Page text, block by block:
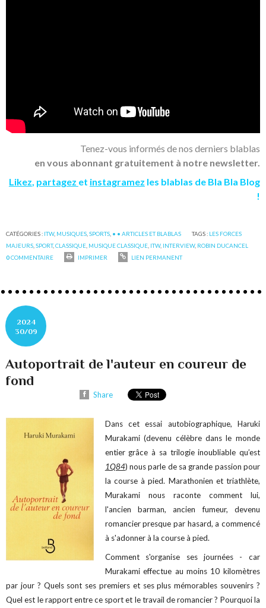
Tenez-vous informés de nos derniers blablas
en vous abonnant gratuitement à notre newsletter.
Likez, partagez et instagramez les blablas de Bla Bla Blog
!
CATÉGORIES : ITW, MUSIQUES ,SPORTS • • ARTICLES ET BLABLAS TAGS : LES FORCES
MAJEURS ,SPORT,CLASSIQUE MUSIQUE CLASSIQUE ITW, INTERVIEW, ROBIN DUCANCEL
0COMMENTAIRE IMPRIMER LIEN PERMANENT
2024
30/09
Autoportrait de l'auteur en coureur de
fond
Share
Dans cet essai autobiographique, Haruki
Murakami (devenu célèbre dans le monde
entier grâce à sa trilogie inoubliable qu’est
1Q84) nous parle de sa grande passion pour
la course à pied. Marathonien et triathlète,
Murakami nous raconte comment lui,
l'ancien barman, ancien fumeur, devenu
romancier presque par hasard, a commencé
à s'adonner à la course à pied.
Comment s'organise ses journées - car
Murakami effectue au moins 10 kilomètres
par jour ? Quels sont ses premiers et ses plus mémorables souvenirs ?
Quel est le rapport entre ce sport et le travail de romancier ? Pourquoi la